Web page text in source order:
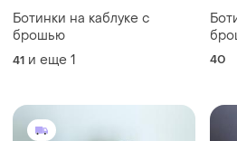
Ботинки на каблуке с
брошью
41 и еще 1 40